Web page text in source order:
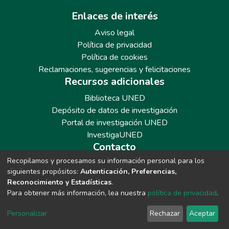
Enlaces de interés
Aviso legal
Política de privacidad
Política de cookies
Reclamaciones, sugerencias y felicitaciones
Recursos adicionales
Biblioteca UNED
Depósito de datos de investigación
Portal de investigación UNED
InvestigaUNED
Contacto
Teléfono: 913986562 / 6643 / 6633 / 8766
Correo: repositoriobiblioteca@adm.uned.es
Recopilamos y procesamos su información personal para los
siguientes propósitos: Autenticación, Preferencias,
Reconocimiento y Estadísticas.
Para obtener más información, lea nuestra política de privacidad.
Personalizar Rechazar Aceptar